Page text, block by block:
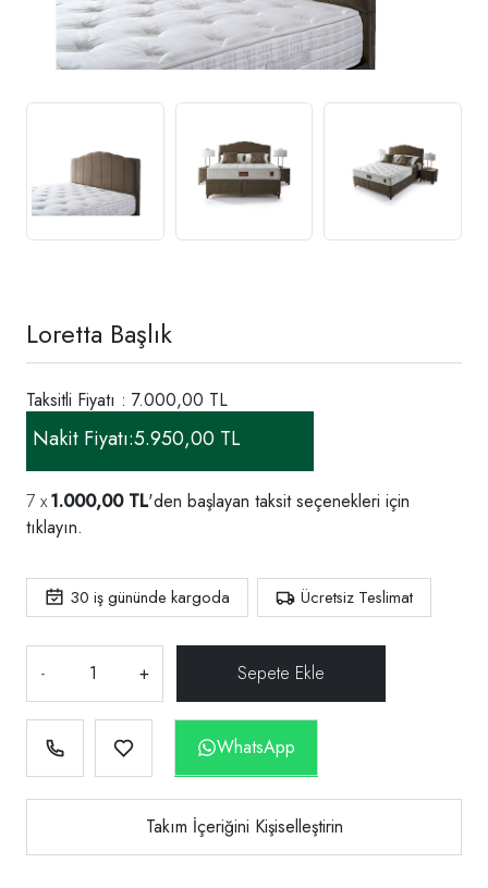
Loretta Başlık
Taksitli Fiyatı : 7.000,00 TL
Nakit Fiyatı:5.950,00 TL
1.000,00 TL'den başlayan taksit seçenekleri için
tıklayın.
30 iş gününde kargoda Ücretsiz Teslimat
- +
WhatsApp
Takım İçeriğini Kişiselleştirin